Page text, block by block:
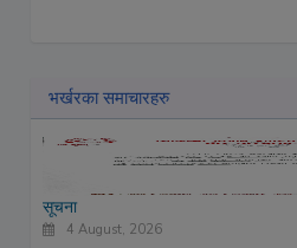
भर्खरका समाचारहरु
सूचना
4 August, 2026